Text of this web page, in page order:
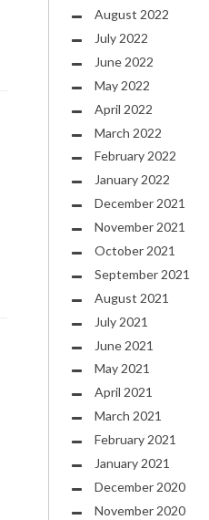
August 2022
July 2022
June 2022
May 2022
April 2022
March 2022
February 2022
January 2022
December 2021
November 2021
October 2021
September 2021
August 2021
July 2021
June 2021
May 2021
April 2021
March 2021
February 2021
January 2021
December 2020
November 2020